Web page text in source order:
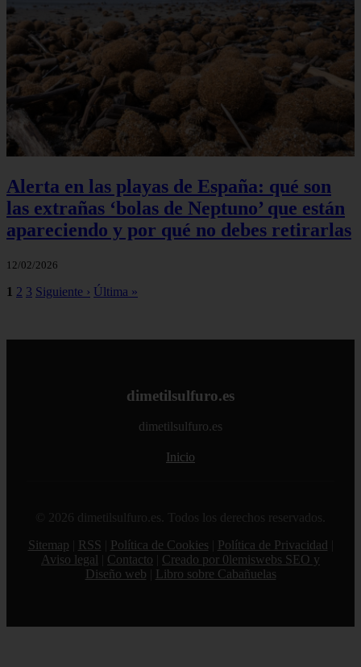
Alerta en las playas de España: qué son
las extrañas ‘bolas de Neptuno’ que están
apareciendo y por qué no debes retirarlas
12/02/2026
1 2 3 Siguiente › Última »
dimetilsulfuro.es
dimetilsulfuro.es
Inicio
© 2026 dimetilsulfuro.es. Todos los derechos reservados.
Sitemap
RSS Política de Cookies Política de Privacidad
Aviso legal
Contacto
Creado por 0lemiswebs SEO y
Diseño web
Libro sobre Cabañuelas